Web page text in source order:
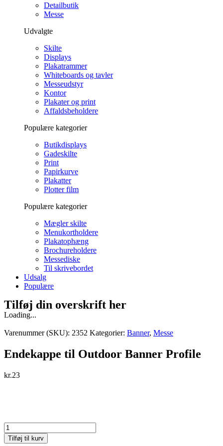
Detailbutik
Messe
Udvalgte
Skilte
Displays
Plakatrammer
Whiteboards og tavler
Messeudstyr
Kontor
Plakater og print
Affaldsbeholdere
Populære kategorier
Butikdisplays
Gadeskilte
Print
Papirkurve
Plakatter
Plotter film
Populære kategorier
Mægler skilte
Menukortholdere
Plakatophæng
Brochureholdere
Messediske
Til skrivebordet
Udsalg
Populære
Tilføj din overskrift her
Loading...
Varenummer (SKU): 2352 Kategorier: Banner, Messe
Endekappe til Outdoor Banner Profile
kr.23
Endekappe
til
Outdoor
Tilføj til kurv